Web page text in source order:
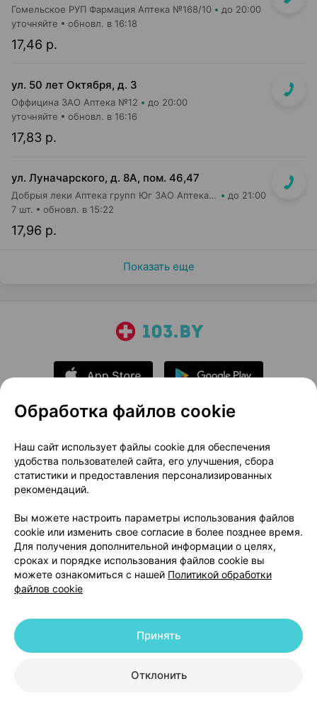
Гомельское РУП Фармация Аптека №168/10 до 20:00
17,46 р.
уточняйте обновл. в 16:18
ул. 50 лет Октября, д. 3
Оффицина ЗАО Аптека №12 до 20:00
17,83 р.
уточняйте обновл. в 16:16
ул. Луначарского, д. 8А, пом. 46,47
Добрыя леки Аптека групп Юг ЗАО Аптека №38 до 21:00
17,96 р.
7 шт. обновл. в 15:22
Показать еще
О проекте
Новости проекта
Размещение рекламы
Медицинский маркетинг
Публичный договор
Доставка
Способы оплаты
Вакансии
Партнеры
Написать руководителю 103.by
Написать в поддержку
Персональные настройки Cookie
© 2026 ООО «Артокс Лаб», УНП 191700409 | 220012, Республика Беларусь,
+375 291212755
Обработка файлов cookie
Наш сайт использует файлы cookie для обеспечения
удобства пользователей сайта, его улучшения, сбора
статистики и предоставления персонализированных
рекомендаций.
Вы можете настроить параметры использования файлов
cookie или изменить свое согласие в более позднее время.
Для получения дополнительной информации о целях,
сроках и порядке использования файлов cookie вы
можете ознакомиться с нашей Политикой обработки
файлов cookie
Отклонить
Принять